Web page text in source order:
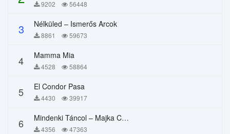
9202 56448
3 Nélküled – Ismerős Arcok
8861 59673
4 Mamma Mia
4528 58864
5 El Condor Pasa
4430 39917
6 Mindenki Táncol – Majka Curtis, Péter Majoros
4356 47363